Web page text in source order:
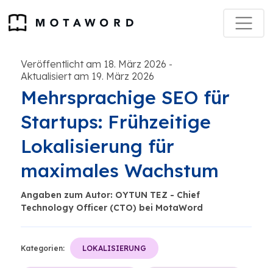
Veröffentlicht am 18. März 2026 -
Aktualisiert am 19. März 2026
Mehrsprachige SEO für
Startups: Frühzeitige
Lokalisierung für
maximales Wachstum
Angaben zum Autor: OYTUN TEZ - Chief
Technology Officer (CTO) bei MotaWord
Kategorien: LOKALISIERUNG